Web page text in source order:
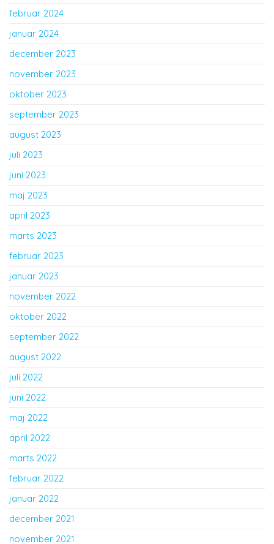
februar 2024
januar 2024
december 2023
november 2023
oktober 2023
september 2023
august 2023
juli 2023
juni 2023
maj 2023
april 2023
marts 2023
februar 2023
januar 2023
november 2022
oktober 2022
september 2022
august 2022
juli 2022
juni 2022
maj 2022
april 2022
marts 2022
februar 2022
januar 2022
december 2021
november 2021